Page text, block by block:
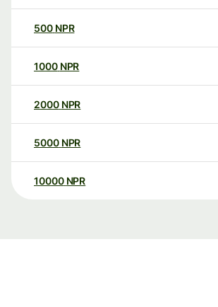
500 NPR
1000 NPR
2000 NPR
5000 NPR
10000 NPR